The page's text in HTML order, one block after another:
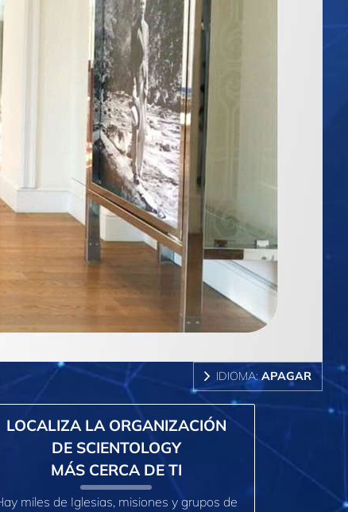
IDIOMA:APAGAR
LOCALIZA LA ORGANIZACIÓN
DE SCIENTOLOGY
MÁS CERCA DE TI
miles de Iglesias, misiones y grupos de